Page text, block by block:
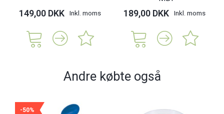
149,00 DKK Inkl. moms 189,00 DKK Inkl. moms
Andre købte også
-50%